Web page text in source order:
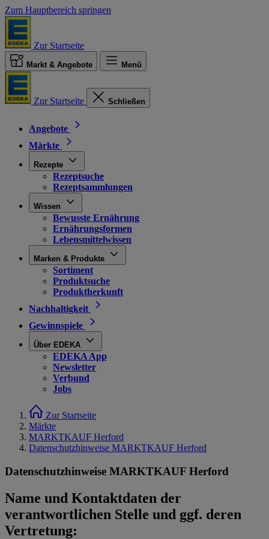
Zum Hauptbereich springen
Zur Startseite
Markt & Angebote Menü
Zur Startseite Schließen
Angebote
Märkte
Rezepte
Rezeptsuche
Rezeptsammlungen
Wissen
Bewusste Ernährung
Ernährungsformen
Lebensmittelwissen
Marken & Produkte
Sortiment
Produktsuche
Produktherkunft
Nachhaltigkeit
Gewinnspiele
Über EDEKA
EDEKA App
Newsletter
Verbund
Jobs
Zur Startseite
Märkte
MARKTKAUF Herford
Datenschutzhinweise MARKTKAUF Herford
Datenschutzhinweise MARKTKAUF Herford
Name und Kontaktdaten der
verantwortlichen Stelle und ggf. deren
Vertretung: